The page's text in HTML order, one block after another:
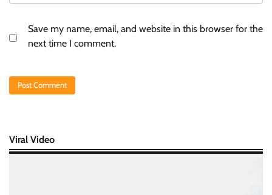
Save my name, email, and website in this browser for the
next time I comment.
Viral Video